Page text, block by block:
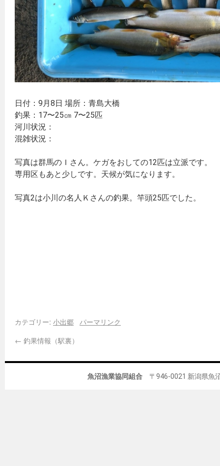
日付：9月8日 場所：青島大橋
釣果：17〜25㎝ 7〜25匹
河川状況：
混雑状況：
写真は群馬のＩさん。ケガをおしての12匹は立派です。
専用区もあと少しです。天候が気になります。
写真2は小川の名人Ｋさんの釣果。竿頭25匹でした。
カテゴリー: 小出郷
パーマリンク
← 釣果情報（駅裏）
魚沼漁業協同組合 〒946-0021 新潟県魚